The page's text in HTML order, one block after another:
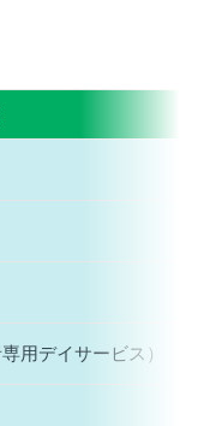
用デイサービス）